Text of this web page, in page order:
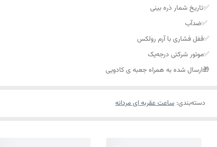
✅تاریخ شمار ذره بینی
✅ضدآب
✅قفل فشاری با آرم رولکس
✅موتور شرکتی درجه‌یک
🎁ارسال شده به همراه جعبه ی کادویی
دسته‌بندی: ساعت عقربه ای مردانه